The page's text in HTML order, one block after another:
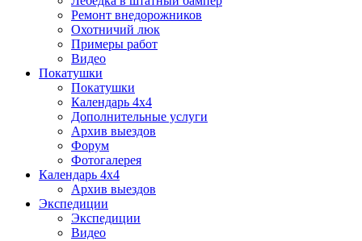
Ремонт внедорожников
Охотничий люк
Примеры работ
Видео
Покатушки
Покатушки
Календарь 4х4
Дополнительные услуги
Архив выездов
Форум
Фотогалерея
Календарь 4х4
Архив выездов
Экспедиции
Экспедиции
Видео